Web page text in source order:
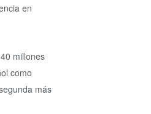
en
millones
como
más